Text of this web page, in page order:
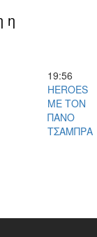
η
19:56
HEROES
ΜΕ ΤΟΝ
ΠΑΝΟ
ΤΣΑΜΠΡΑ